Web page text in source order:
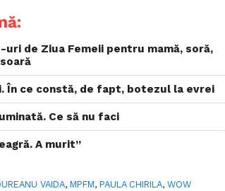
de Ziua Femeii pentru mamă, soră,
În ce constă, de fapt, botezul la evrei
Ce să nu faci
A murit”
VAIDA,MPFM,PAULA CHIRILA,WOW